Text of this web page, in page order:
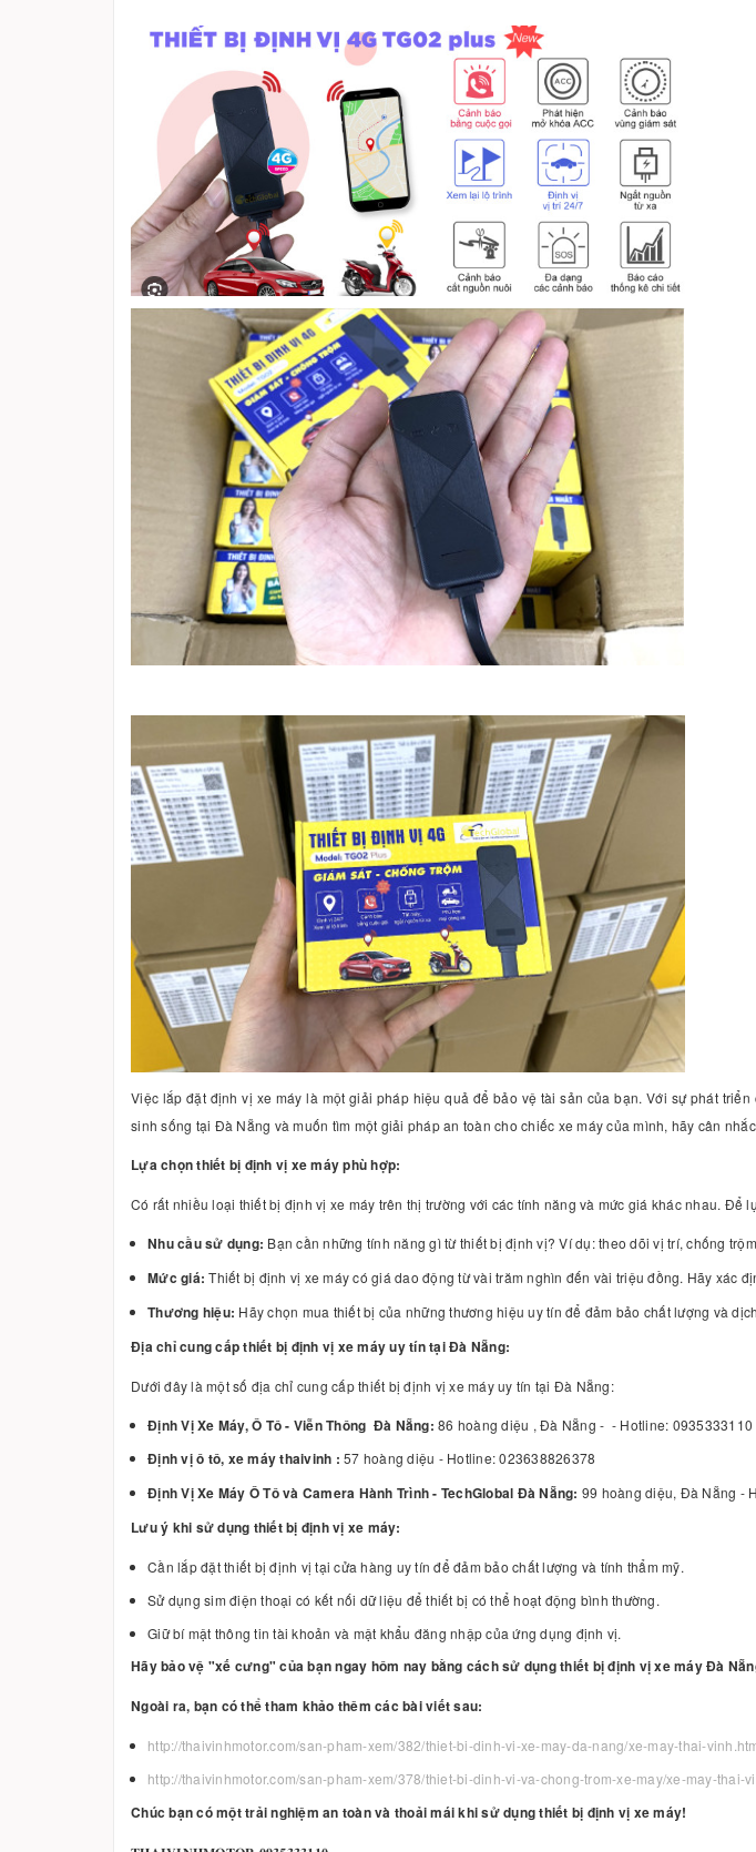
Việc lắp đặt định vị xe máy là một giải pháp hiệu quả để bảo vệ tài sản của bạn. Với sự phát
sinh sống tại Đà Nẵng và muốn tìm một giải pháp an toàn cho chiếc xe máy của mình, hãy cân
Lựa chọn thiết bị định vị xe máy phù hợp:
Có rất nhiều loại thiết bị định vị xe máy trên thị trường với các tính năng và mức giá khác nhau. Để
Nhu cầu sử dụng: Bạn cần những tính năng gì từ thiết bị định vị? Ví dụ: theo dõi vị trí, chống
Mức giá: Thiết bị định vị xe máy có giá dao động từ vài trăm nghìn đến vài triệu đồng. Hãy xác
Thương hiệu: Hãy chọn mua thiết bị của những thương hiệu uy tín để đảm bảo chất lượng và
Địa chỉ cung cấp thiết bị định vị xe máy uy tín tại Đà Nẵng:
Dưới đây là một số địa chỉ cung cấp thiết bị định vị xe máy uy tín tại Đà Nẵng:
Định Vị Xe Máy, Ô Tô - Viễn Thông Đà Nẵng: 86 hoàng diệu , Đà Nẵng - - Hotline: 0935333110
Định vị ô tô, xe máy thaivinh : 57 hoàng diệu - Hotline: 023638826378
Định Vị Xe Máy Ô Tô và Camera Hành Trình - TechGlobal Đà Nẵng: 99 hoàng diệu, Đà Nẵng -
Lưu ý khi sử dụng thiết bị định vị xe máy:
Cần lắp đặt thiết bị định vị tại cửa hàng uy tín để đảm bảo chất lượng và tính thẩm mỹ.
Sử dụng sim điện thoại có kết nối dữ liệu để thiết bị có thể hoạt động bình thường.
Giữ bí mật thông tin tài khoản và mật khẩu đăng nhập của ứng dụng định vị.
Hãy bảo vệ "xế cưng" của bạn ngay hôm nay bằng cách sử dụng thiết bị định vị xe máy Đà
Ngoài ra, bạn có thể tham khảo thêm các bài viết sau:
http://thaivinhmotor.com/san-pham-xem/382/thiet-bi-dinh-vi-xe-may-da-nang/xe-may-thai-
http://thaivinhmotor.com/san-pham-xem/378/thiet-bi-dinh-vi-va-chong-trom-xe-may/xe-may-thai-
Chúc bạn có một trải nghiệm an toàn và thoải mái khi sử dụng thiết bị định vị xe máy!